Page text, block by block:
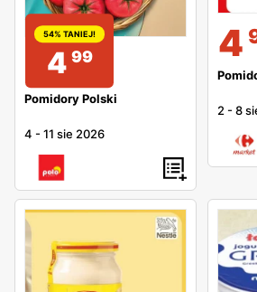
54% TANIEJ!
4 99
Pomidory Polski
4 -11 sie 2026
4
2 -8